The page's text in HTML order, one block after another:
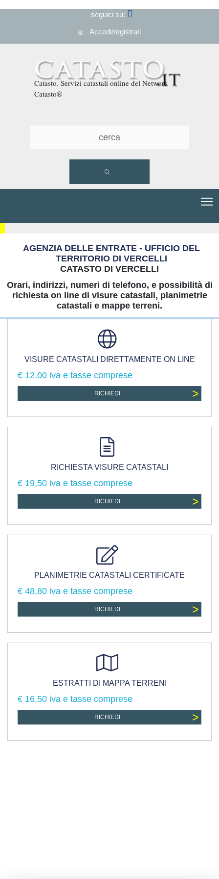
seguici su:
Accedi/registrati
Catasto. Servizi catastali online del Network
Catasto®
AGENZIA DELLE ENTRATE - UFFICIO DEL
TERRITORIO DI VERCELLI
CATASTO DI VERCELLI
Orari, indirizzi, numeri di telefono, e possibilità di
richiesta on line di visure catastali, planimetrie
catastali e mappe terreni.
VISURE CATASTALI DIRETTAMENTE ON LINE
€ 12,00 iva e tasse comprese
RICHIEDI >
RICHIESTA VISURE CATASTALI
€ 19,50 iva e tasse comprese
RICHIEDI >
PLANIMETRIE CATASTALI CERTIFICATE
€ 48,80 iva e tasse comprese
RICHIEDI >
ESTRATTI DI MAPPA TERRENI
€ 16,50 iva e tasse comprese
RICHIEDI >